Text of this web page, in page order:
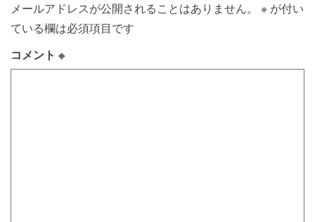
メールアドレスが公開されることはありません。 ※ が付い
ている欄は必須項目です
コメント ※